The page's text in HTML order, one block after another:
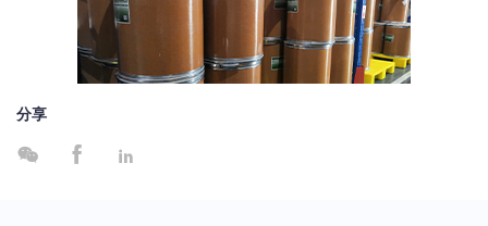
分享
  